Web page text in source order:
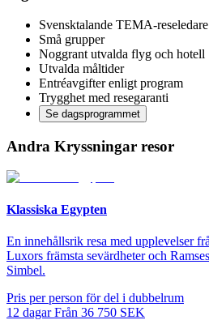
Svensktalande TEMA-reseledare
Små grupper
Noggrant utvalda flyg och hotell
Utvalda måltider
Entréavgifter enligt program
Trygghet med resegaranti
Se dagsprogrammet
Andra Kryssningar resor
Klassiska Egypten
En innehållsrik resa med upplevelser
Luxors främsta sevärdheter och
Simbel.
Pris per person för del i dubbelrum
12 dagar Från 36 750 SEK